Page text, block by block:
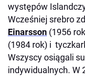
występów
Wcześniej srebro
Einarsson (1956
(1984 rok) i
Wszyscy osiągali
indywidualnych. W